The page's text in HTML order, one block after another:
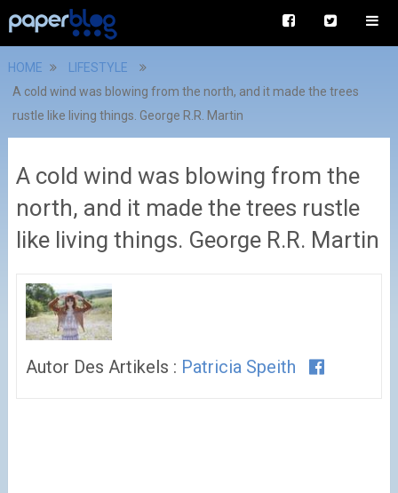
HOME
LIFESTYLE
A cold wind was blowing from the north, and it made the trees
rustle like living things. George R.R. Martin
A cold wind was blowing from the
north, and it made the trees rustle
like living things. George R.R. Martin
Autor Des Artikels : Patricia Speith